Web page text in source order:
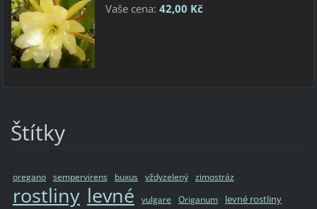
Vaše cena: 42,00 Kč
Štítky
oregano sempervirens buxus vždyzelený zimostráz
rostliny levné vulgare Origanum levné rostliny